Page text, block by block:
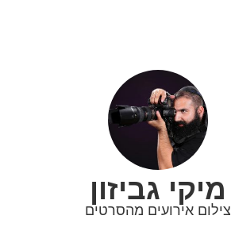
מיקי גביזון
צילום אירועים מהסרטים